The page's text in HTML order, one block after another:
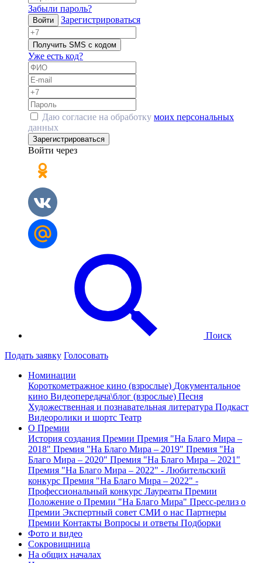
Забыли пароль?
Войти Зарегистрироваться
Получить SMS с кодом
Уже есть код?
Даю согласие на обработку моих персональных
данных
Зарегистрироваться
Войти через
Поиск
Подать заявку Голосовать
Номинации
Короткометражное кино (взрослые) Документальное
кино Видеопередача\блог (взрослые) Песня
Художественная и познавательная литература Подкаст
Видеоролики и шортс Театр
О Премии
История создания Премии Премия "На Благо Мира –
2018" Премия "На Благо Мира – 2019" Премия "На
Благо Мира – 2020" Премия "На Благо Мира – 2021"
Премия "На Благо Мира – 2022" - Любительский
конкурс Премия "На Благо Мира – 2022" -
Профессиональный конкурс Лауреаты Премии
Положение о Премии "На Благо Мира" Пресс-релиз о
Премии Экспертный совет СМИ о нас Партнеры
Премии Контакты Вопросы и ответы Подборки
Фото и видео
Сокровищница
На общих началах